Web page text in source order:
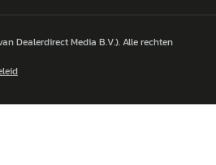
Dealerdirect Media B.V.). Alle rechten